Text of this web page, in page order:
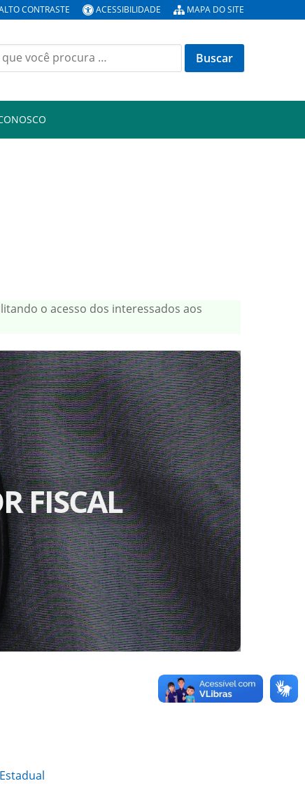
CONTRASTE ACESSIBILIDADE MAPA DO SITE
o acesso dos interessados aos
FISCAL